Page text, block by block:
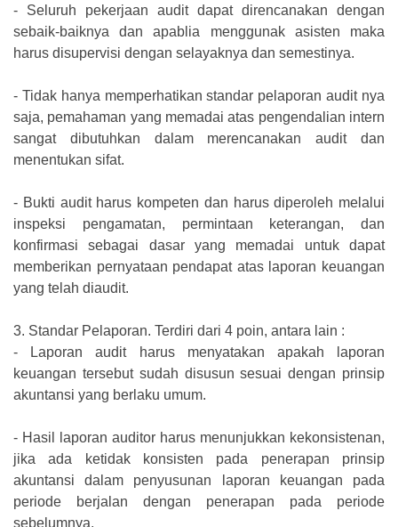
-
Seluruh pekerjaan audit dapat direncanakan dengan
sebaik-baiknya dan apablia menggunak asisten maka
harus disupervisi dengan selayaknya dan semestinya.
- Tidak hanya memperhatikan standar pelaporan audit nya
saja, pemahaman yang memadai atas pengendalian intern
sangat dibutuhkan dalam merencanakan audit dan
menentukan sifat.
- Bukti audit harus kompeten dan harus diperoleh melalui
inspeksi pengamatan, permintaan keterangan, dan
konfirmasi sebagai dasar yang memadai untuk dapat
memberikan pernyataan pendapat atas laporan keuangan
yang telah diaudit.
3. Standar Pelaporan. Terdiri dari 4 poin, antara lain :
-
Laporan audit harus menyatakan apakah laporan
keuangan tersebut sudah disusun sesuai dengan prinsip
akuntansi yang berlaku umum.
- Hasil laporan auditor harus menunjukkan kekonsistenan,
jika ada ketidak konsisten pada penerapan prinsip
akuntansi dalam penyusunan laporan keuangan pada
periode berjalan dengan penerapan pada periode
sebelumnya.